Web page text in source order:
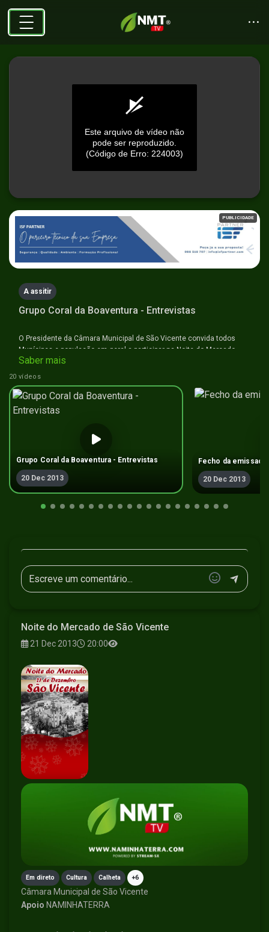
seconds
of
seconds
Este arquivo de vídeo não
pode ser reproduzido.
(Código de Erro: 224003)
PUBLICIDADE
A assitir
Grupo Coral da Boaventura - Entrevistas
O Presidente da Câmara Municipal de São Vicente convida todos
Munícipes e população em geral a participar na Noite do Mercado,
que terá lugar no dia 21 de Dezembro a partir das 20 horas.
Saber mais
20 vídeos
Grupo Coral da Boaventura - Entrevistas
20 Dec 2013
Fecho da emissao
20 Dec 2013
Noite do Mercado de São Vicente
21 Dec 2013 20:00
Em direto Cultura Calheta +6
Câmara Municipal de São Vicente
Apoio NAMINHATERRA